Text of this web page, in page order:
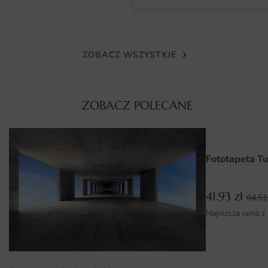
dopasowaną do ściany i gwarancję trwałości kolorów.
Wymiary na miarę i łatwy montaż
dopasujesz ją do ściany za łóżkiem, w narożniku lub na
pełnej powierzchni. Do zamówienia dołączamy instrukcję
montażu, a nasz zespół doradzi i pomoże dopasować
technikę klejenia.
Fototapeta Krzywe Fale może też posłużyć jako duża
ZOBACZ WSZYSTKIE
ZOBACZ POLECANE
Fototapeta
41.93 zł
Najniższa cena